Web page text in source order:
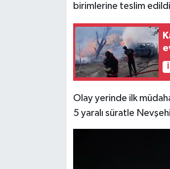
birimlerine teslim
Olay yerinde ilk
5 yaralı süratle